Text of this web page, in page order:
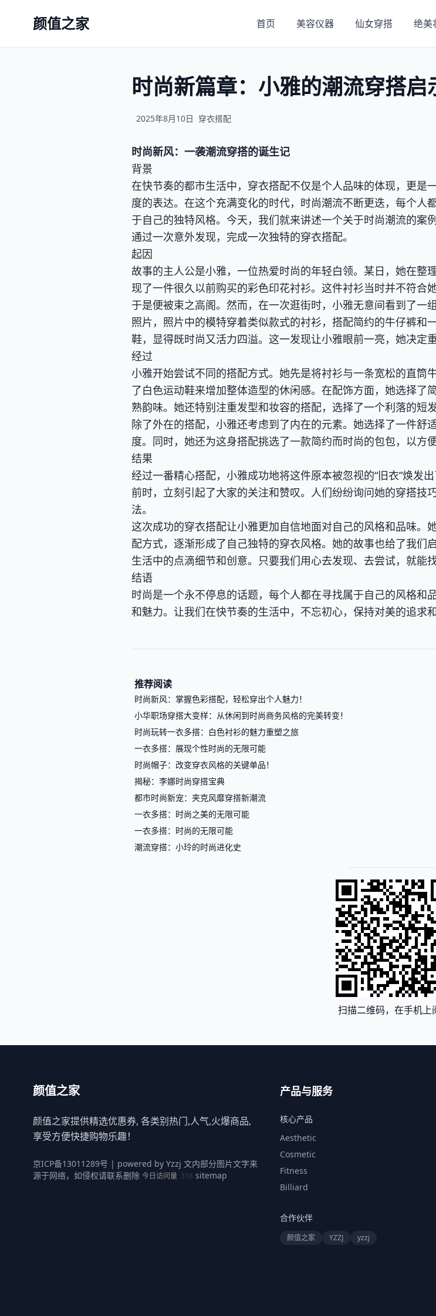
颜值之家 首页 美容仪器 仙女穿搭 绝美
时尚新篇章：小雅的潮流穿搭启
2025年8月10日 穿衣搭配
时尚新风：一袭潮流穿搭的诞生记
背景
在快节奏的都市生活中，穿衣搭配不仅是个人品味的体现，更是
度的表达。在这个充满变化的时代，时尚潮流不断更迭，每个人
于自己的独特风格。今天，我们就来讲述一个关于时尚潮流的
通过一次意外发现，完成一次独特的穿衣搭配。
起因
故事的主人公是小雅，一位热爱时尚的年轻白领。某日，她在整
现了一件很久以前购买的彩色印花衬衫。这件衬衫当时并不符合她
于是便被束之高阁。然而，在一次逛街时，小雅无意间看到了一
照片，照片中的模特穿着类似款式的衬衫，搭配简约的牛仔裤和
鞋，显得既时尚又活力四溢。这一发现让小雅眼前一亮，她决定重
经过
小雅开始尝试不同的搭配方式。她先是将衬衫与一条宽松的直筒
了白色运动鞋来增加整体造型的休闲感。在配饰方面，她选择了
熟韵味。她还特别注重发型和妆容的搭配，选择了一个利落的短
除了外在的搭配，小雅还考虑到了内在的元素。她选择了一件舒
度。同时，她还为这身搭配挑选了一款简约而时尚的包包，以方
结果
经过一番精心搭配，小雅成功地将这件原本被忽视的“旧衣”焕发
前时，立刻引起了大家的关注和赞叹。人们纷纷询问她的穿搭技
法。
这次成功的穿衣搭配让小雅更加自信地面对自己的风格和品味。
配方式，逐渐形成了自己独特的穿衣风格。她的故事也给了我们
生活中的点滴细节和创意。只要我们用心去发现、去尝试，就能
结语
时尚是一个永不停息的话题，每个人都在寻找属于自己的风格和
和魅力。让我们在快节奏的生活中，不忘初心，保持对美的追求
推荐阅读
时尚新风：掌握色彩搭配，轻松穿出个人魅力！
小华职场穿搭大变样：从休闲到时尚商务风格的完美转变！
时尚玩转一衣多搭：白色衬衫的魅力重塑之旅
一衣多搭：展现个性时尚的无限可能
时尚帽子：改变穿衣风格的关键单品！
揭秘：李娜时尚穿搭宝典
都市时尚新宠：夹克风靡穿搭新潮流
一衣多搭：时尚之美的无限可能
一衣多搭：时尚的无限可能
潮流穿搭：小玲的时尚进化史
扫描二维码，在手机上
颜值之家
颜值之家提供精选优惠券, 各类别热门,人气,火爆商品,
享受方便快捷购物乐趣！
京ICP备13011289号 | powered by Yzzj 文内部分图片文字来
源于网络，如侵权请联系删除 今日访问量 318 sitemap
产品与服务
核心产品
Aesthetic
Cosmetic
Fitness
Billiard
合作伙伴
颜值之家 YZZJ yzzj